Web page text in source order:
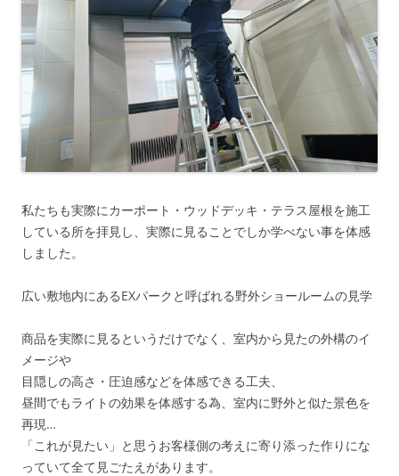
私たちも実際にカーポート・ウッドデッキ・テラス屋根を施工
している所を拝見し、実際に見ることでしか学べない事を体感
しました。
広い敷地内にあるEXパークと呼ばれる野外ショールームの見学
商品を実際に見るというだけでなく、室内から見たの外構のイ
メージや
目隠しの高さ・圧迫感などを体感できる工夫、
昼間でもライトの効果を体感する為、室内に野外と似た景色を
再現…
「これが見たい」と思うお客様側の考えに寄り添った作りにな
っていて全て見ごたえがあります。